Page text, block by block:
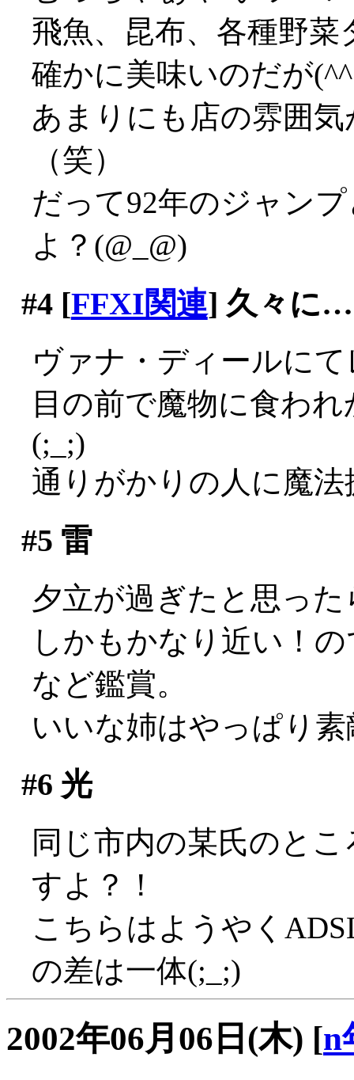
飛魚、昆布、各種野
確かに美味いのだが
あまりにも店の雰囲
（笑）
だって92年のジャン
よ？(@_@)
#4[FFXI関連] 久々に…
ヴァナ・ディールに
目の前で魔物に食わ
(;_;)
通りがかりの人に魔
#5 雷
夕立が過ぎたと思っ
しかもかなり近い！
など鑑賞。
いいな姉はやっぱり
#6 光
同じ市内の某氏のと
すよ？！
こちらはようやく
の差は一体(;_;)
2002年06月06日(木) [n